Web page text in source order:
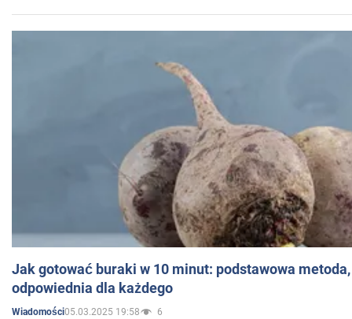
Jak gotować buraki w 10 minut: podstawowa
odpowiednia dla każdego
Wiadomości05.03.2025 19:58 6